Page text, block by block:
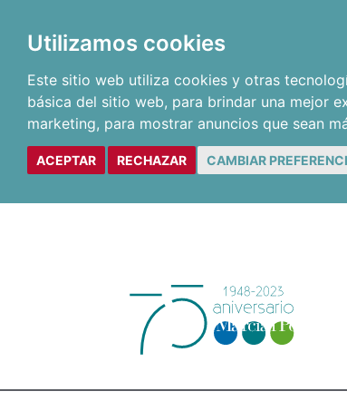
Utilizamos cookies
Este sitio web utiliza cookies y otras
básica del sitio web, para brindar una mejor
marketing, para mostrar anuncios que sean
ACEPTAR RECHAZAR CAMBIAR